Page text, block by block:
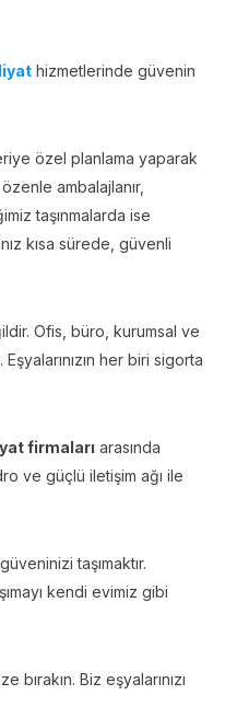
hizmetlerinde güvenin
özel planlama yaparak
ambalajlanır,
taşınmalarda ise
kısa sürede, güvenli
Ofis, büro, kurumsal ve
her biri sigorta
firmaları arasında
ve güçlü iletişim ağı ile
taşımaktır.
kendi evimiz gibi
bırakın. Biz eşyalarınızı